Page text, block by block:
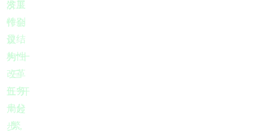
济工
作会
议，
为“十
三
五”开
局起
步，
发展
特别
是结
构性
改革
任务
十分
繁